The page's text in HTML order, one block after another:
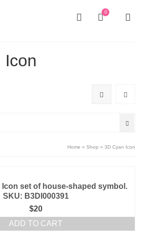
0
Icon
Home » Shop » 3D Cyan Icon
Icon set of house-shaped symbol.
SKU: B3DI000391
$20
ADD TO CART